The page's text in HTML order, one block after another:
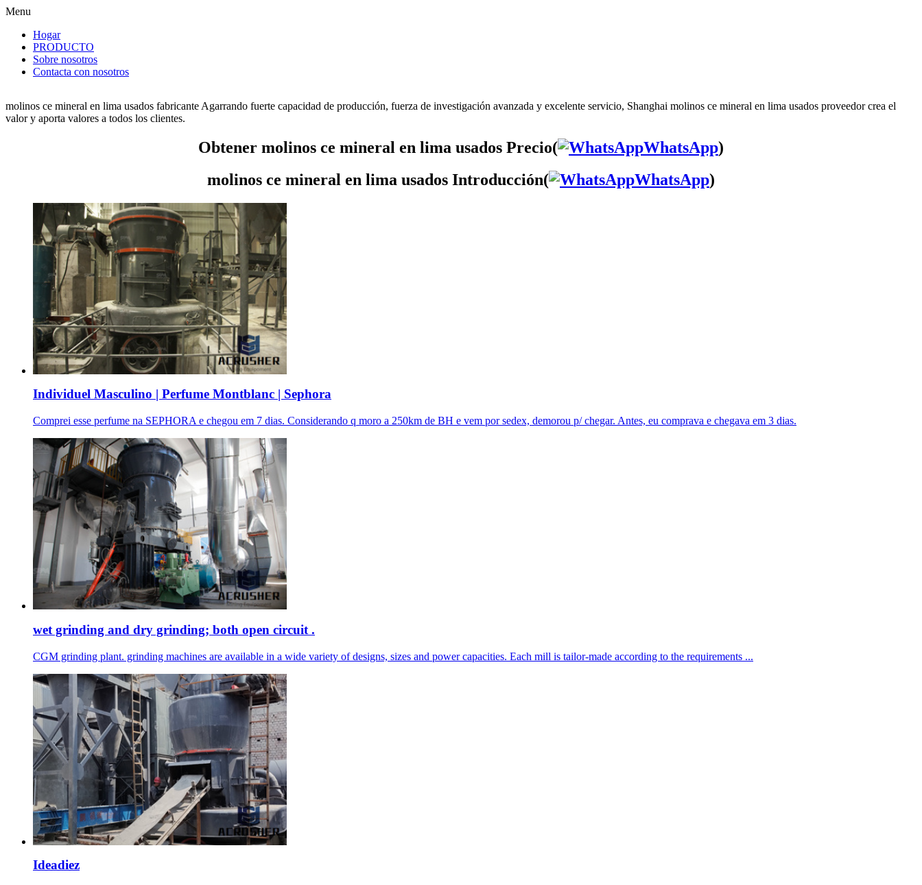
Menu
Hogar
PRODUCTO
Sobre nosotros
Contacta con nosotros
molinos ce mineral en lima usados fabricante Agarrando fuerte capacidad de producción, fuerza de investigación avanzada y excelente servicio, Shanghai molinos ce mineral en lima usados proveedor crea el
valor y aporta valores a todos los clientes.
Obtener molinos ce mineral en lima usados Precio( WhatsApp)
molinos ce mineral en lima usados Introducción(
WhatsApp)
Individuel Masculino | Perfume Montblanc | Sephora
Comprei esse perfume na SEPHORA e chegou em 7 dias. Considerando q moro a 250km de BH e vem por sedex, demorou p/ chegar. Antes, eu comprava e chegava em 3 dias.
wet grinding and dry grinding; both open circuit .
CGM grinding plant. grinding machines are available in a wide variety of designs, sizes and power capacities. Each mill is tailor-made according to the requirements ...
Ideadiez